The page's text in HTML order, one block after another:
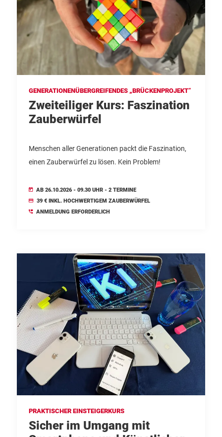
GENERATIONENÜBERGREIFENDES „BRÜCKENPROJEKT“
Zweiteiliger Kurs: Faszination
Zauberwürfel
Menschen aller Generationen packt die Faszination,
einen Zauberwürfel zu lösen. Kein Problem!
AB 26.10.2026 - 09.30 UHR - 2 TERMINE
39 € INKL. HOCHWERTIGEM ZAUBERWÜRFEL
ANMELDUNG ERFORDERLICH
PRAKTISCHER EINSTEIGERKURS
Sicher im Umgang mit